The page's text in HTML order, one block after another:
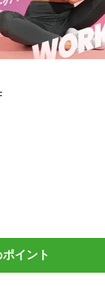
イント